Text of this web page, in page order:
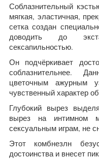
Соблазнительный
мягкая, эластичная,
сетка создан
доводить до
сексапильностью.
Он подчёркивает
соблазнительнее.
цветочным ажурным
чувственный характер
Глубокий вырез
вырез на интимном
сексуальным играм, не
Этот комбнезлн
достоинства и внесет